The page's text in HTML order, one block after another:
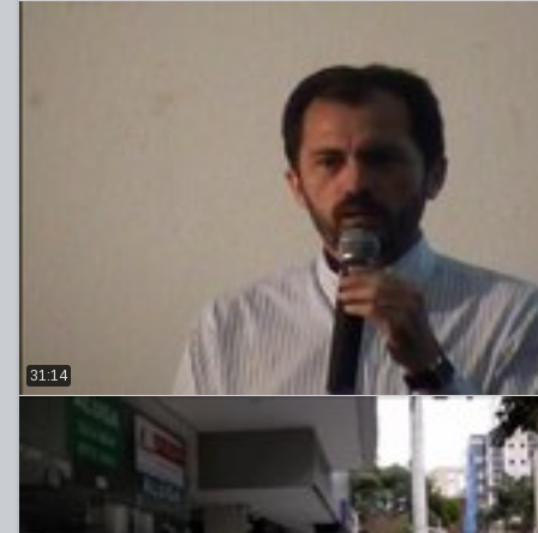
31:14